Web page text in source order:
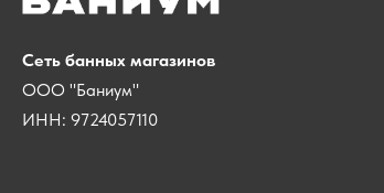
Сеть банных магазинов
ООО "Баниум"
ИНН: 9724057110